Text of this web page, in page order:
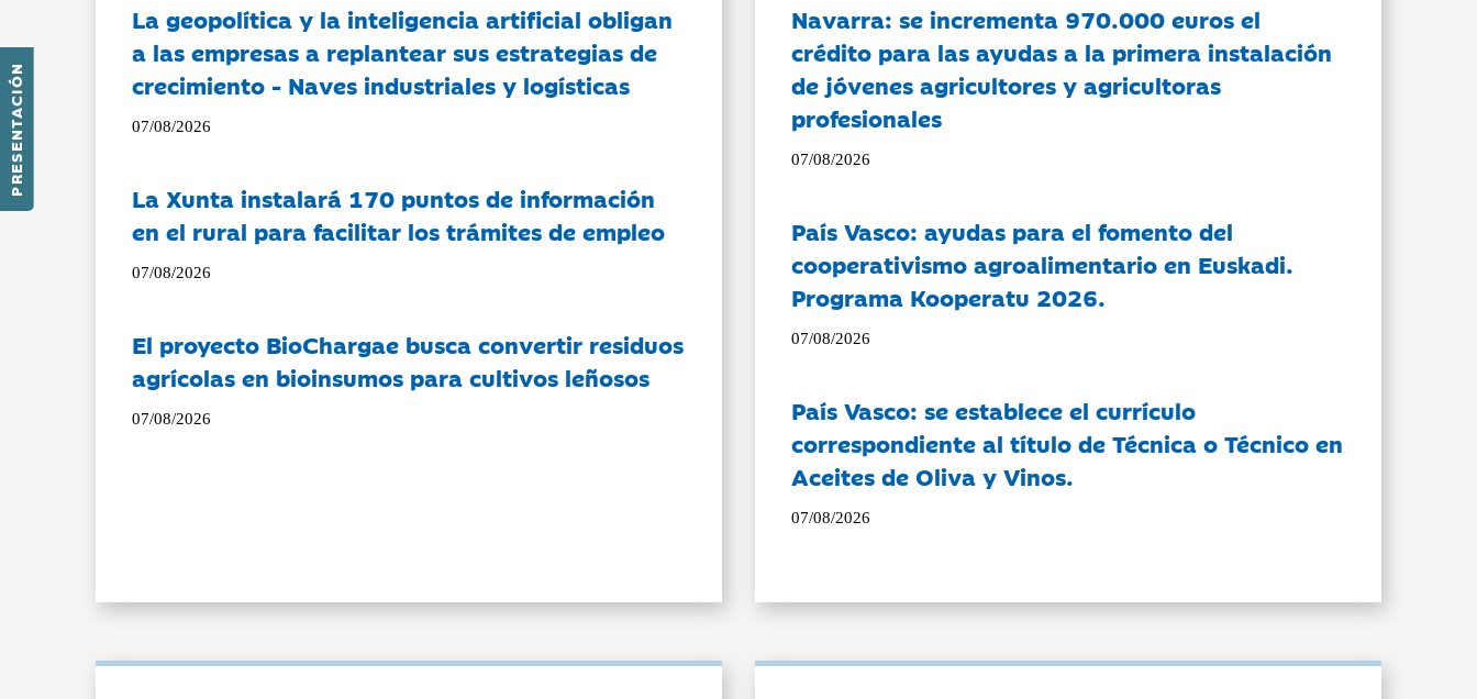
PRESENTACIÓN
La geopolítica y la inteligencia artificial obligan
a las empresas a replantear sus estrategias de
crecimiento - Naves industriales y logísticas
07/08/2026
La Xunta instalará 170 puntos de información
en el rural para facilitar los trámites de empleo
07/08/2026
El proyecto BioChargae busca convertir residuos
agrícolas en bioinsumos para cultivos leñosos
07/08/2026
Navarra: se incrementa 970.000 euros el
crédito para las ayudas a la primera instalación
de jóvenes agricultores y agricultoras
profesionales
07/08/2026
País Vasco: ayudas para el fomento del
cooperativismo agroalimentario en Euskadi.
Programa Kooperatu 2026.
07/08/2026
País Vasco: se establece el currículo
correspondiente al título de Técnica o Técnico en
Aceites de Oliva y Vinos.
07/08/2026